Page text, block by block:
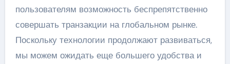
пользователям возможность беспрепятственно
совершать транзакции на глобальном рынке.
Поскольку технологии продолжают развиваться,
мы можем ожидать еще большего удобства и